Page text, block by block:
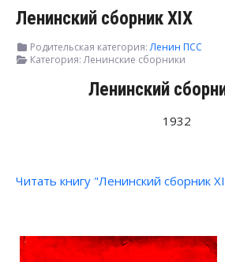
Ленинский сборник XIX
Родительская категория:Ленин ПСС
Категория:Ленинские сборники
Ленинский
1932
Читать книгу "Ленинский сборник